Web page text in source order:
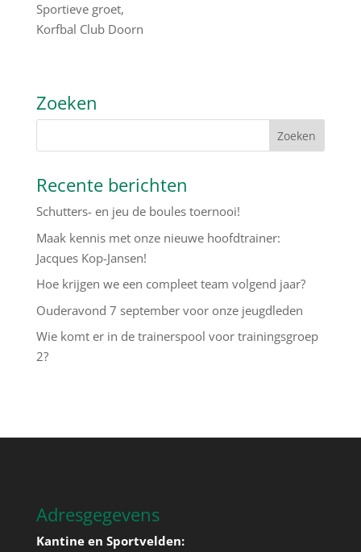
Sportieve groet,
Korfbal Club Doorn
Zoeken
Recente berichten
Schutters- en jeu de boules toernooi!
Maak kennis met onze nieuwe hoofdtrainer:
Jacques Kop-Jansen!
Hoe krijgen we een compleet team volgend jaar?
Ouderavond 7 september voor onze jeugdleden
Wie komt er in de trainerspool voor trainingsgroep
2?
Adresgegevens
Kantine en Sportvelden: